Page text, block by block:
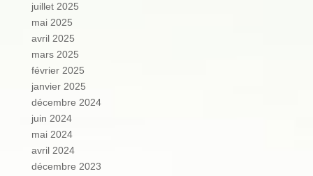
juillet 2025
mai 2025
avril 2025
mars 2025
février 2025
janvier 2025
décembre 2024
juin 2024
mai 2024
avril 2024
décembre 2023